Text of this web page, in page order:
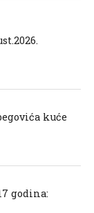
kuće
godina: